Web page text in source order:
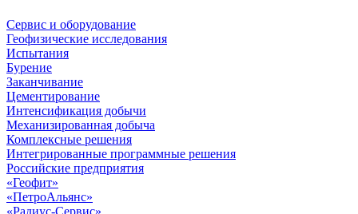
Сервис и оборудование
Геофизические исследования
Испытания
Бурение
Заканчивание
Цементирование
Интенсификация добычи
Механизированная добыча
Комплексные решения
Интегрированные программные решения
Российские предприятия
«Геофит»
«ПетроАльянс»
«Радиус-Сервис»